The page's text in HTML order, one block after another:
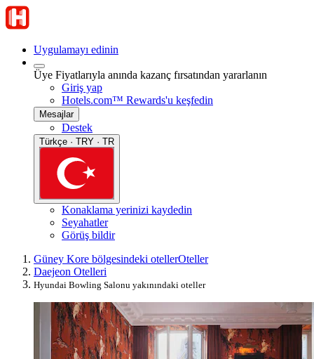
Uygulamayı edinin
Üye Fiyatlarıyla anında kazanç fırsatından yararlanın
Giriş yap
Hotels.com™ Rewards'u keşfedin
Mesajlar
Destek
Türkçe · TRY · TR
Konaklama yerinizi kaydedin
Seyahatler
Görüş bildir
Güney Kore bölgesindeki otellerOteller
Daejeon Otelleri
Hyundai Bowling Salonu yakınındaki oteller